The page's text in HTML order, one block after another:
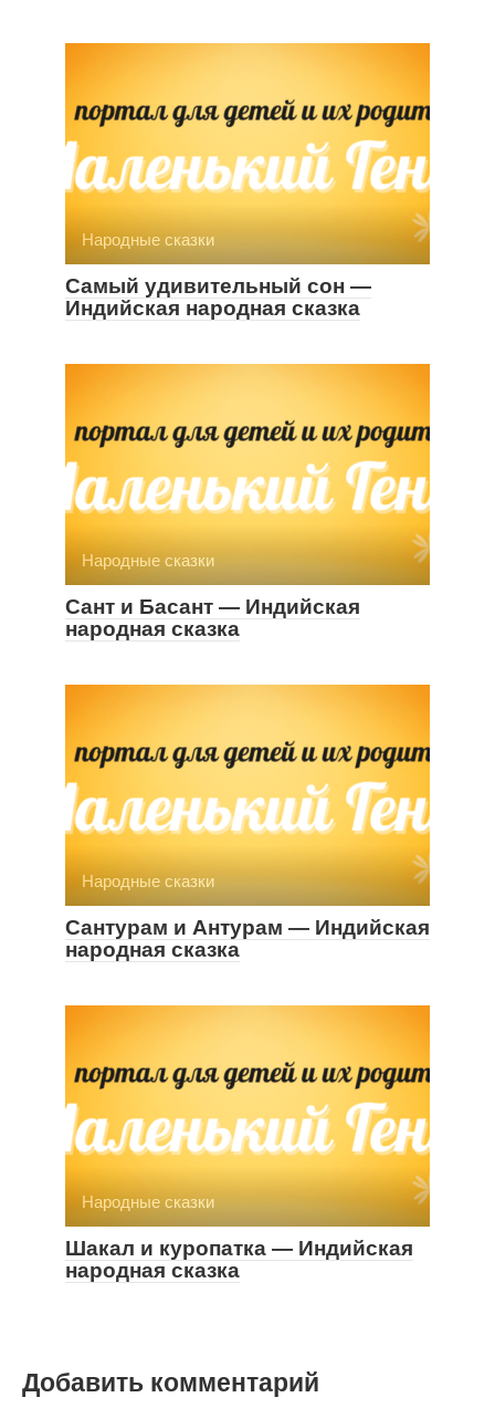
Народные сказки
Самый удивительный сон —
Индийская народная сказка
Народные сказки
Сант и Басант — Индийская
народная сказка
Народные сказки
Сантурам и Антурам — Индийская
народная сказка
Народные сказки
Шакал и куропатка — Индийская
народная сказка
Добавить комментарий